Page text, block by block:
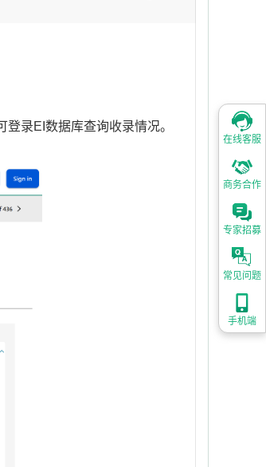
录EI数据库查询收录情况。
在线客服
商务合作
专家招募
常见问题
手机端